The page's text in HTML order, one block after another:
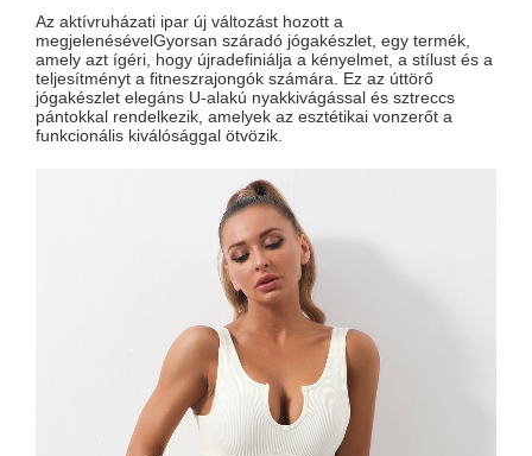
Az aktívruházati ipar új változást hozott a
megjelenésévelGyorsan száradó jógakészlet , egy termék,
amely azt ígéri, hogy újradefiniálja a kényelmet, a stílust és a
teljesítményt a fitneszrajongók számára. Ez az úttörő
jógakészlet elegáns U-alakú nyakkivágással és sztreccs
pántokkal rendelkezik, amelyek az esztétikai vonzerőt a
funkcionális kiválósággal ötvözik.